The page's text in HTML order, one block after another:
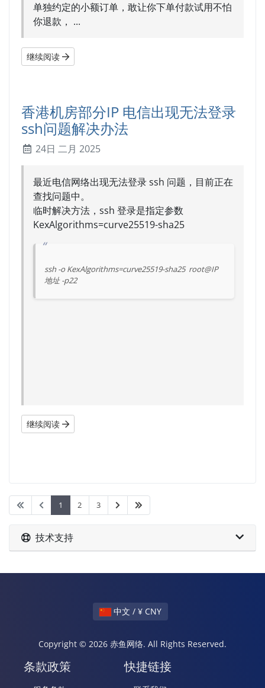
单独约定的小额订单，敢让你下单付款试用不怕
你退款， ...
继续阅读
香港机房部分IP 电信出现无法登录
ssh问题解决办法
24日 二月 2025
最近电信网络出现无法登录 ssh 问题，目前正在
查找问题中。
临时解决方法，ssh 登录是指定参数
KexAlgorithms=curve25519-sha25
ssh -o KexAlgorithms=curve25519-sha25  root@IP
地址 -p22
继续阅读
1 2 3
技术支持
中文 / ¥ CNY
Copyright © 2026 赤鱼网络. All Rights Reserved.
条款政策 快捷链接